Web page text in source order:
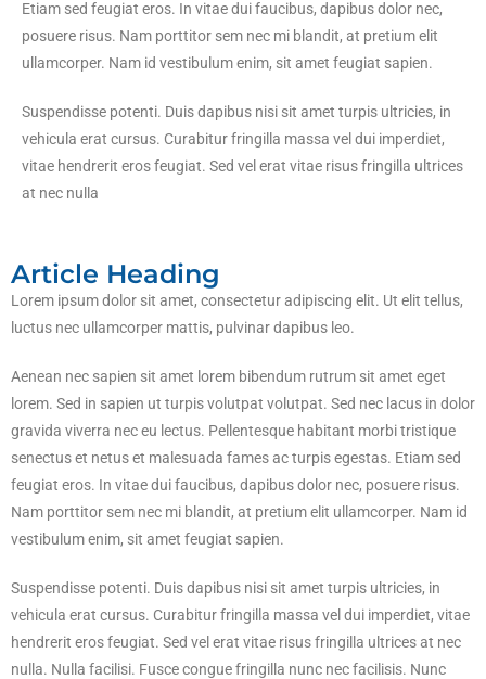
Etiam sed feugiat eros. In vitae dui faucibus, dapibus dolor nec,
posuere risus. Nam porttitor sem nec mi blandit, at pretium elit
ullamcorper. Nam id vestibulum enim, sit amet feugiat sapien.
Suspendisse potenti. Duis dapibus nisi sit amet turpis ultricies, in
vehicula erat cursus. Curabitur fringilla massa vel dui imperdiet,
vitae hendrerit eros feugiat. Sed vel erat vitae risus fringilla ultrices
at nec nulla
Article Heading
Lorem ipsum dolor sit amet, consectetur adipiscing elit. Ut elit tellus,
luctus nec ullamcorper mattis, pulvinar dapibus leo.
Aenean nec sapien sit amet lorem bibendum rutrum sit amet eget
lorem. Sed in sapien ut turpis volutpat volutpat. Sed nec lacus in dolor
gravida viverra nec eu lectus. Pellentesque habitant morbi tristique
senectus et netus et malesuada fames ac turpis egestas. Etiam sed
feugiat eros. In vitae dui faucibus, dapibus dolor nec, posuere risus.
Nam porttitor sem nec mi blandit, at pretium elit ullamcorper. Nam id
vestibulum enim, sit amet feugiat sapien.
Suspendisse potenti. Duis dapibus nisi sit amet turpis ultricies, in
vehicula erat cursus. Curabitur fringilla massa vel dui imperdiet, vitae
hendrerit eros feugiat. Sed vel erat vitae risus fringilla ultrices at nec
nulla. Nulla facilisi. Fusce congue fringilla nunc nec facilisis. Nunc